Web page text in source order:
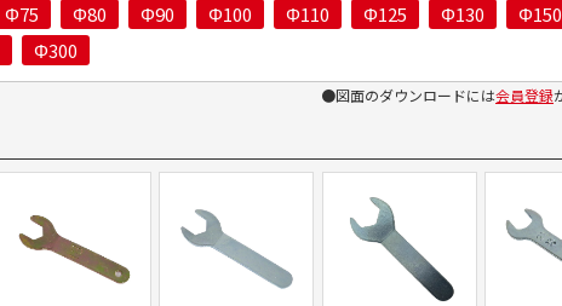
Φ75 Φ80 Φ90 Φ100 Φ110 Φ125 Φ130
Φ150
Φ300
●図面のダウンロードには会員登録